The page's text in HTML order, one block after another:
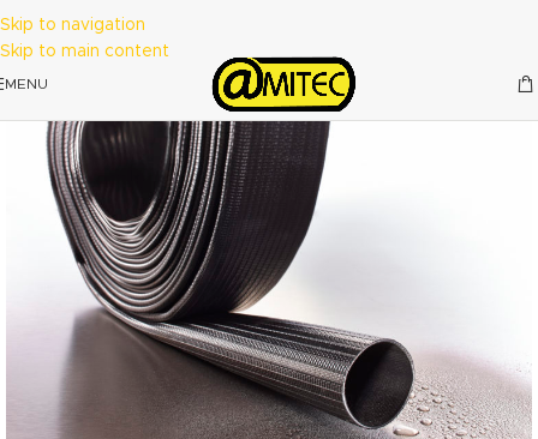
Skip to navigation
Skip to main content
MENU